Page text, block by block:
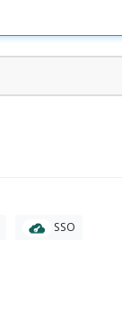
SSO